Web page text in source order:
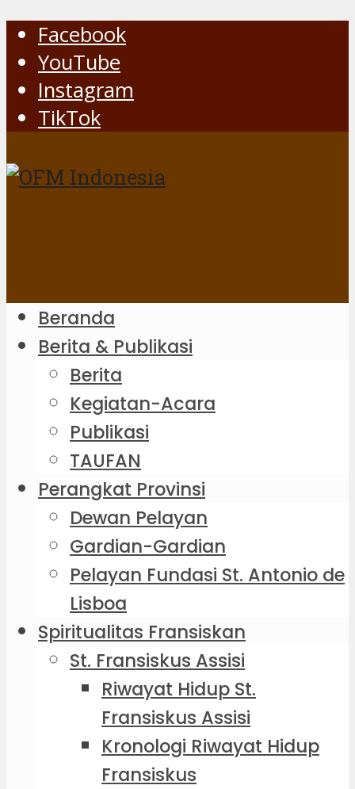
Facebook
YouTube
Instagram
TikTok
Beranda
Berita & Publikasi
Berita
Kegiatan-Acara
Publikasi
TAUFAN
Perangkat Provinsi
Dewan Pelayan
Gardian-Gardian
Pelayan Fundasi St. Antonio de
Lisboa
Spiritualitas Fransiskan
St. Fransiskus Assisi
Riwayat Hidup St.
Fransiskus Assisi
Kronologi Riwayat Hidup
Fransiskus